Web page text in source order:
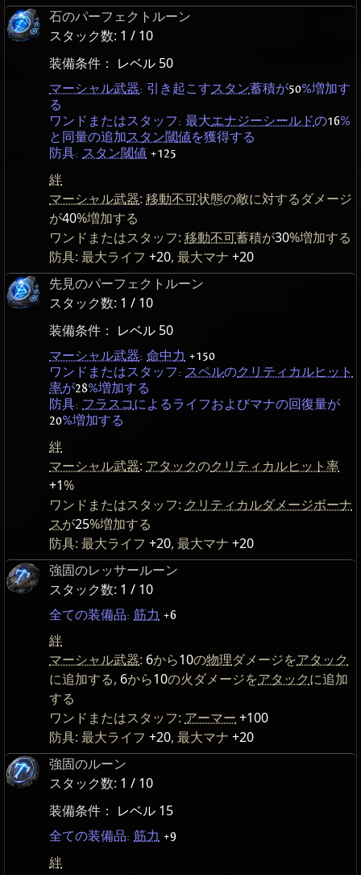
石のパーフェクトルーン
スタック数: 1 / 10
装備条件： レベル 50
マーシャル武器: 引き起こすスタン蓄積が50%増加す
る
ワンドまたはスタッフ: 最大エナジーシールドの16%
と同量の追加スタン閾値を獲得する
防具: スタン閾値 +125
絆
マーシャル武器: 移動不可状態の敵に対するダメージ
が40%増加する
ワンドまたはスタッフ: 移動不可蓄積が30%増加する
防具: 最大ライフ +20, 最大マナ +20
先見のパーフェクトルーン
スタック数: 1 / 10
装備条件： レベル 50
マーシャル武器: 命中力 +150
ワンドまたはスタッフ: スペルのクリティカルヒット
率が28%増加する
防具: フラスコ によるライフおよびマナの回復量が
20%増加する
絆
マーシャル武器: アタックのクリティカルヒット率
+1%
ワンドまたはスタッフ: クリティカルダメージボーナ
スが25%増加する
防具: 最大ライフ +20, 最大マナ +20
強固のレッサールーン
スタック数: 1 / 10
全ての装備品: 筋力 +6
絆
マーシャル武器: 6から10の物理ダメージをアタック
に追加する, 6から10の火ダメージをアタックに追加
する
ワンドまたはスタッフ: アーマー+100
防具: 最大ライフ +20, 最大マナ +20
強固のルーン
スタック数: 1 / 10
装備条件： レベル 15
全ての装備品: 筋力 +9
絆